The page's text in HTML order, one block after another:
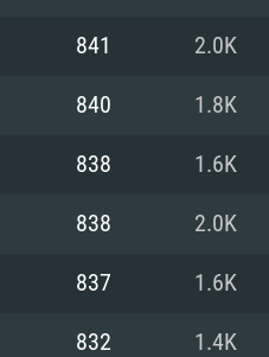
는 AMD
Xeon 은 지
는 Mac 버전
신 그래픽 드라
드라이버를
지원 해상도
841 2.0K
840 1.8K
838 1.6K
838 2.0K
837 1.6K
832 1.4K